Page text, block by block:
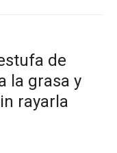
de
la grasa y
rayarla